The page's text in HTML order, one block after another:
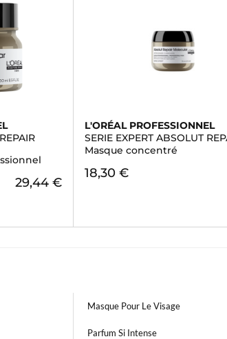
29,44 €
L'ORÉAL PROFESSIONNEL
SERIE EXPERT ABSOLUT
Masque concentré
18,30 €
Masque Pour Le Visage
Parfum Si Intense